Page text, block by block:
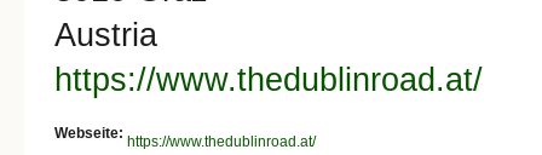
Austria
https://www.thedublinroad.at/
Webseite:
https://www.thedublinroad.at/